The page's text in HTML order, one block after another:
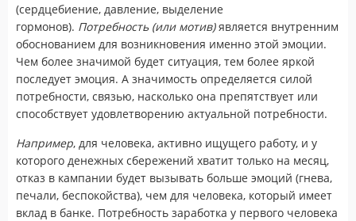
(сердцебиение, давление, выделение
гормонов). Потребность (или мотив)является внутренним
обоснованием для возникновения именно этой эмоции.
Чем более значимой будет ситуация, тем более яркой
последует эмоция. А значимость определяется силой
потребности, связью, насколько она препятствует или
способствует удовлетворению актуальной потребности.
Например, для человека, активно ищущего работу, и у
которого денежных сбережений хватит только на месяц,
отказ в кампании будет вызывать больше эмоций (гнева,
печали, беспокойства), чем для человека, который имеет
вклад в банке. Потребность заработка у первого человека